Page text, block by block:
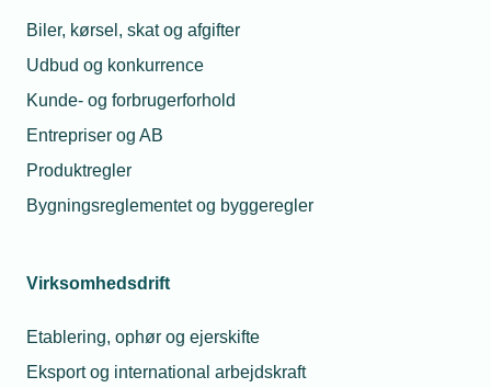
Biler, kørsel, skat og afgifter
Udbud og konkurrence
Kunde- og forbrugerforhold
Entrepriser og AB
Produktregler
Bygningsreglementet og byggeregler
Virksomhedsdrift
Etablering, ophør og ejerskifte
Eksport og international arbejdskraft